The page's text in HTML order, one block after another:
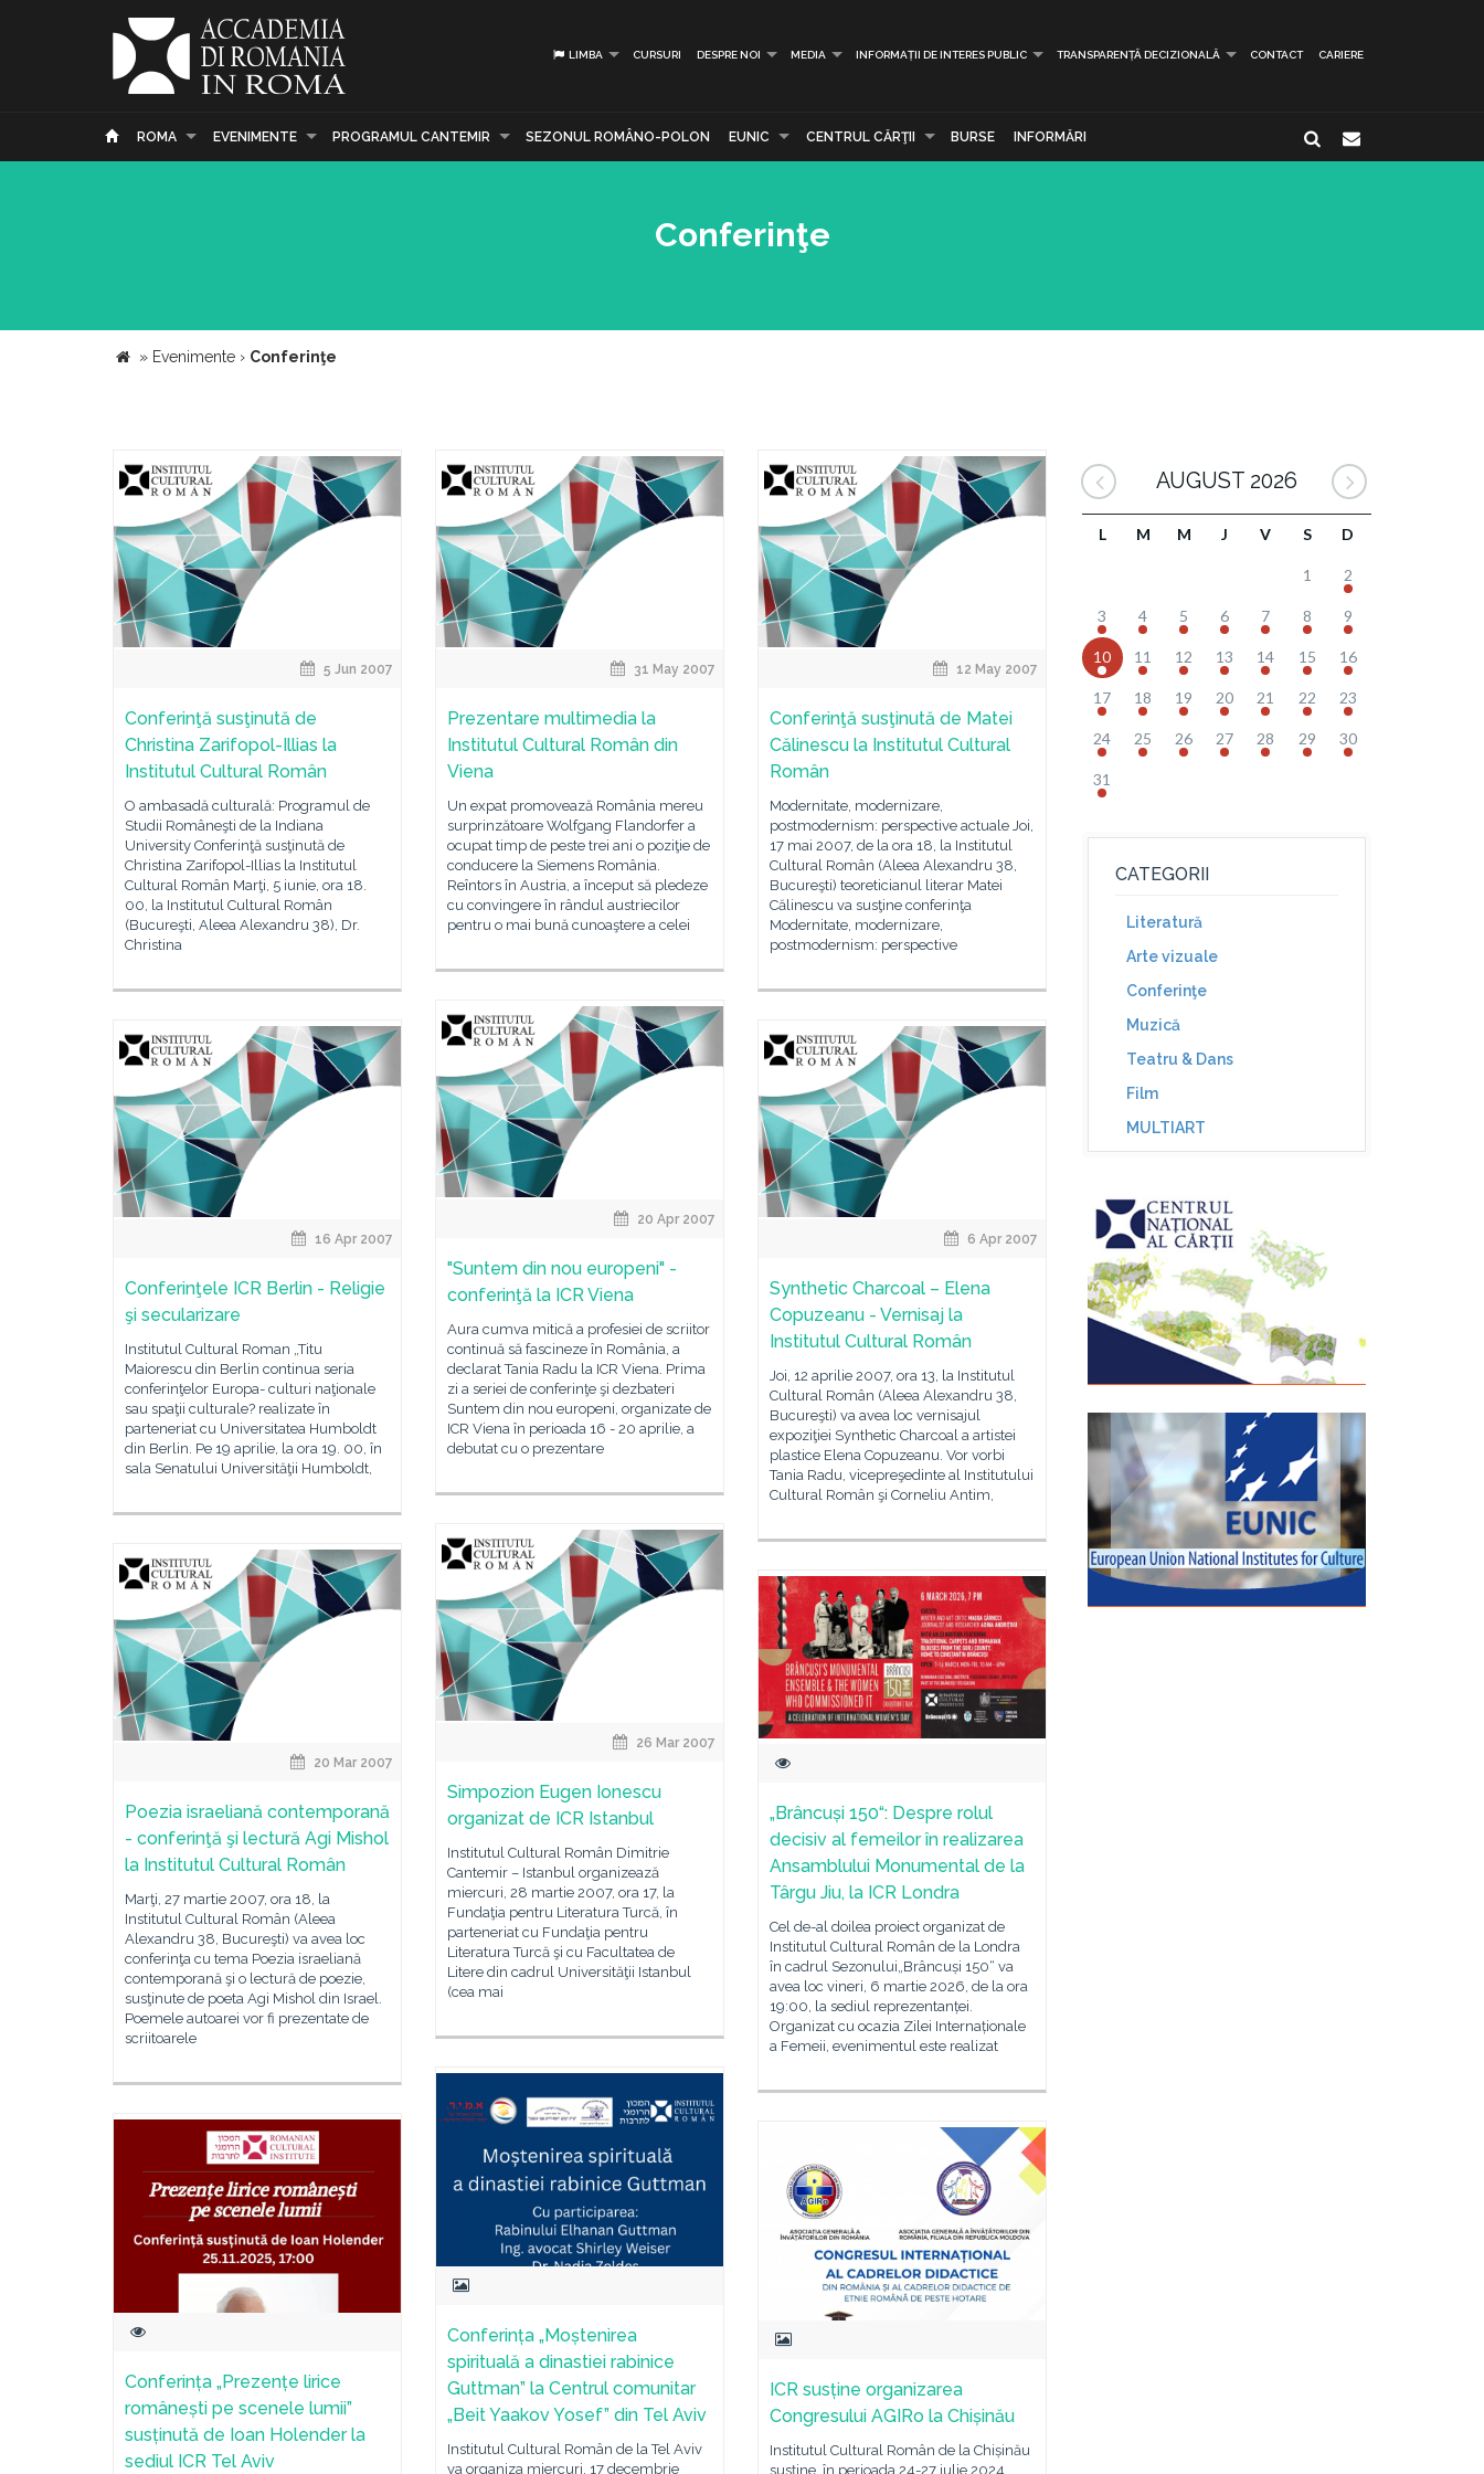
LIMBA CURSURI DESPRE NOI MEDIA INFORMAȚII DE INTERES PUBLIC TRANSPARENȚĂ DECIZIONALĂ CONTACT CARIERE
ROMA EVENIMENTE PROGRAMUL CANTEMIR SEZONUL ROMÂNO-POLON EUNIC CENTRUL CĂRŢII BURSE INFORMĂRI
Conferinţe
» Evenimente › Conferinţe
5 Jun 2007
Conferinţă susţinută de
Christina Zarifopol-Illias la
Institutul Cultural Român
O ambasadă culturală: Programul de
Studii Româneşti de la Indiana
University Conferinţă susţinută de
Christina Zarifopol-Illias la Institutul
Cultural Român Marţi, 5 iunie, ora 18.
00, la Institutul Cultural Român
(Bucureşti, Aleea Alexandru 38), Dr.
Christina
31 May 2007
Prezentare multimedia la
Institutul Cultural Român din
Viena
Un expat promovează România mereu
surprinzătoare Wolfgang Flandorfer a
ocupat timp de peste trei ani o poziţie de
conducere la Siemens România.
Reîntors în Austria, a început să pledeze
cu convingere în rândul austriecilor
pentru o mai bună cunoaştere a celei
12 May 2007
Conferinţă susţinută de Matei
Călinescu la Institutul Cultural
Român
Modernitate, modernizare,
postmodernism: perspective actuale Joi,
17 mai 2007, de la ora 18, la Institutul
Cultural Român (Aleea Alexandru 38,
Bucureşti) teoreticianul literar Matei
Călinescu va susţine conferinţa
Modernitate, modernizare,
postmodernism: perspective
20 Apr 2007
"Suntem din nou europeni" -
conferinţă la ICR Viena
Aura cumva mitică a profesiei de scriitor
continuă să fascineze în România, a
declarat Tania Radu la ICR Viena. Prima
zi a seriei de conferinţe şi dezbateri
Suntem din nou europeni, organizate de
ICR Viena în perioada 16 - 20 aprilie, a
debutat cu o prezentare
16 Apr 2007
Conferinţele ICR Berlin - Religie
şi secularizare
Institutul Cultural Roman „Titu
Maiorescu din Berlin continua seria
conferinţelor Europa- culturi naţionale
sau spaţii culturale? realizate în
parteneriat cu Universitatea Humboldt
din Berlin. Pe 19 aprilie, la ora 19. 00, în
sala Senatului Universităţii Humboldt,
6 Apr 2007
Synthetic Charcoal – Elena
Copuzeanu - Vernisaj la
Institutul Cultural Român
Joi, 12 aprilie 2007, ora 13, la Institutul
Cultural Român (Aleea Alexandru 38,
Bucureşti) va avea loc vernisajul
expoziţiei Synthetic Charcoal a artistei
plastice Elena Copuzeanu. Vor vorbi
Tania Radu, vicepreşedinte al Institutului
Cultural Român şi Corneliu Antim,
26 Mar 2007
Simpozion Eugen Ionescu
organizat de ICR Istanbul
Institutul Cultural Român Dimitrie
Cantemir – Istanbul organizează
miercuri, 28 martie 2007, ora 17, la
Fundaţia pentru Literatura Turcă, în
parteneriat cu Fundaţia pentru
Literatura Turcă şi cu Facultatea de
Litere din cadrul Universităţii Istanbul
(cea mai
20 Mar 2007
Poezia israeliană contemporană
- conferinţă şi lectură Agi Mishol
la Institutul Cultural Român
Marţi, 27 martie 2007, ora 18, la
Institutul Cultural Român (Aleea
Alexandru 38, Bucureşti) va avea loc
conferinţa cu tema Poezia israeliană
contemporană şi o lectură de poezie,
susţinute de poeta Agi Mishol din Israel.
Poemele autoarei vor fi prezentate de
scriitoarele
„Brâncuși 150“: Despre rolul
decisiv al femeilor în realizarea
Ansamblului Monumental de la
Târgu Jiu, la ICR Londra
Cel de-al doilea proiect organizat de
Institutul Cultural Român de la Londra
în cadrul Sezonului„Brâncuși 150“ va
avea loc vineri, 6 martie 2026, de la ora
19:00, la sediul reprezentanței.
Organizat cu ocazia Zilei Internaționale
a Femeii, evenimentul este realizat
Conferința „Moștenirea
spirituală a dinastiei rabinice
Guttman” la Centrul comunitar
„Beit Yaakov Yosef” din Tel Aviv
Institutul Cultural Român de la Tel Aviv
va organiza miercuri, 17 decembrie
Conferința „Prezențe lirice
românești pe scenele lumii”
susținută de Ioan Holender la
sediul ICR Tel Aviv
ICR susține organizarea
Congresului AGIRo la Chișinău
Institutul Cultural Român de la Chișinău
susține, în perioada 24-27 iulie 2024,
AUGUST 2026
L M M J V S D
1 2
3 4 5 6 7 8 9
10 11 12 13 14 15 16
17 18 19 20 21 22 23
24 25 26 27 28 29 30
31
CATEGORII
Literatură
Arte vizuale
Conferinţe
Muzică
Teatru & Dans
Film
MULTIART